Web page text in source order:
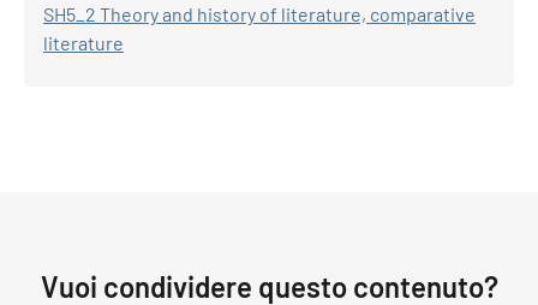
SH5_2 Theory and history of literature, comparative
literature
Vuoi condividere questo contenuto?